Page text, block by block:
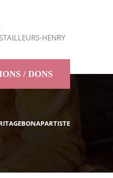
HENRY
/ DONS